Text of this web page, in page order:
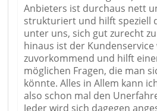
Anbieters ist durchaus nett
strukturiert und hilft speziell
unter uns, sich gut zurecht
hinaus ist der Kundenservice
zuvorkommend und hilft
möglichen Fragen, die man
könnte. Alles in Allem kann
also schon mal den
Jeder wird sich dagegen